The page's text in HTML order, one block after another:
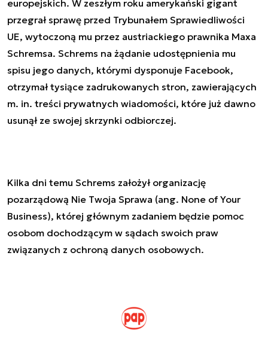
europejskich. W zeszłym roku amerykański gigant
przegrał sprawę przed Trybunałem Sprawiedliwości
UE, wytoczoną mu przez austriackiego prawnika Maxa
Schremsa. Schrems na żądanie udostępnienia mu
spisu jego danych, którymi dysponuje Facebook,
otrzymał tysiące zadrukowanych stron, zawierających
m. in. treści prywatnych wiadomości, które już dawno
usunął ze swojej skrzynki odbiorczej.
Kilka dni temu Schrems założył organizację
pozarządową Nie Twoja Sprawa (ang. None of Your
Business), której głównym zadaniem będzie pomoc
osobom dochodzącym w sądach swoich praw
związanych z ochroną danych osobowych.